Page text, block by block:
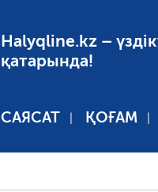
Halyqline.kz –
қатарында!
САЯСАТ ҚОҒАМ